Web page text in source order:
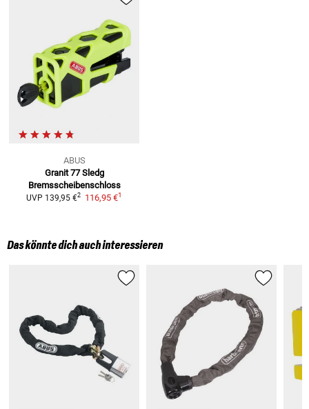
ABUS
Granit 77 Sledg
Bremsscheibenschloss
UVP 139,95 €2 116,95 €1
Das könnte dich auch interessieren